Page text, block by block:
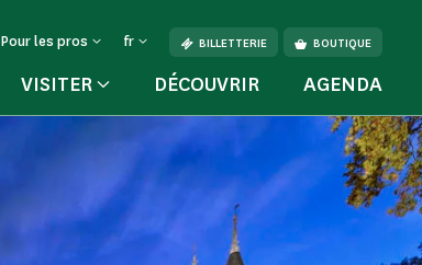
Pour les pros fr BILLETTERIE BOUTIQUE
VISITER DÉCOUVRIR AGENDA